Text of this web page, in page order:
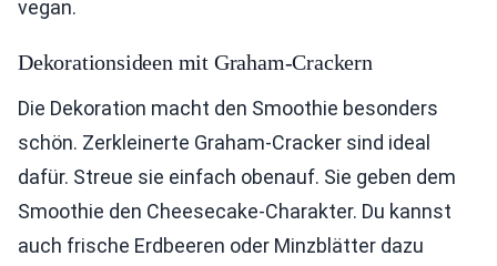
vegan.
Dekorationsideen mit Graham-Crackern
Die Dekoration macht den Smoothie besonders
schön. Zerkleinerte Graham-Cracker sind ideal
dafür. Streue sie einfach obenauf. Sie geben dem
Smoothie den Cheesecake-Charakter. Du kannst
auch frische Erdbeeren oder Minzblätter dazu